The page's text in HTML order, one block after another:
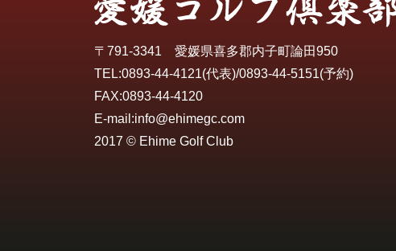
〒791-3341 愛媛県喜多郡内子町論田950
TEL:0893-44-4121(代表)/0893-44-5151(予約)
FAX:0893-44-4120
E-mail:info@ehimegc.com
2017 © Ehime Golf Club